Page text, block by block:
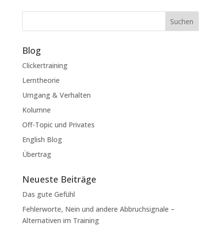
Suchen
Blog
Clickertraining
Lerntheorie
Umgang & Verhalten
Kolumne
Off-Topic und Privates
English Blog
Übertrag
Neueste Beiträge
Das gute Gefühl
Fehlerworte, Nein und andere Abbruchsignale –
Alternativen im Training